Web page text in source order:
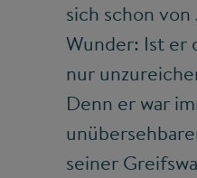
sich schon
Wunder: Ist er
nur
Denn er war
seiner